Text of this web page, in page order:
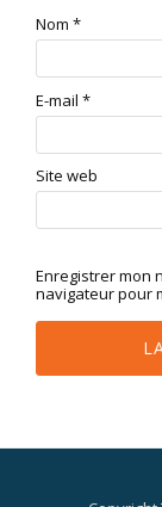
Nom *
E-mail *
Site web
Enregistrer mon
navigateur pour